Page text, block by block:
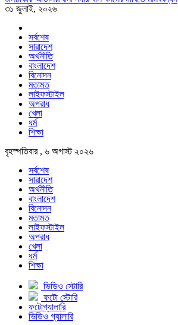
৩১ জুলাই, ২০২৬
সর্বশেষ
সারাদেশ
অর্থনীতি
বাংলাদেশ
বিনোদন
মতামত
লাইফস্টাইল
অপরাধ
খেলা
ধর্ম
শিক্ষা
বৃহস্পতিবার , ৬ অগাস্ট ২০২৬
সর্বশেষ
সারাদেশ
অর্থনীতি
বাংলাদেশ
বিনোদন
মতামত
লাইফস্টাইল
অপরাধ
খেলা
ধর্ম
শিক্ষা
ভিডিও স্টোরি
ফটো স্টোরি
ফটোগ্যালারি
ভিডিও গ্যালারি